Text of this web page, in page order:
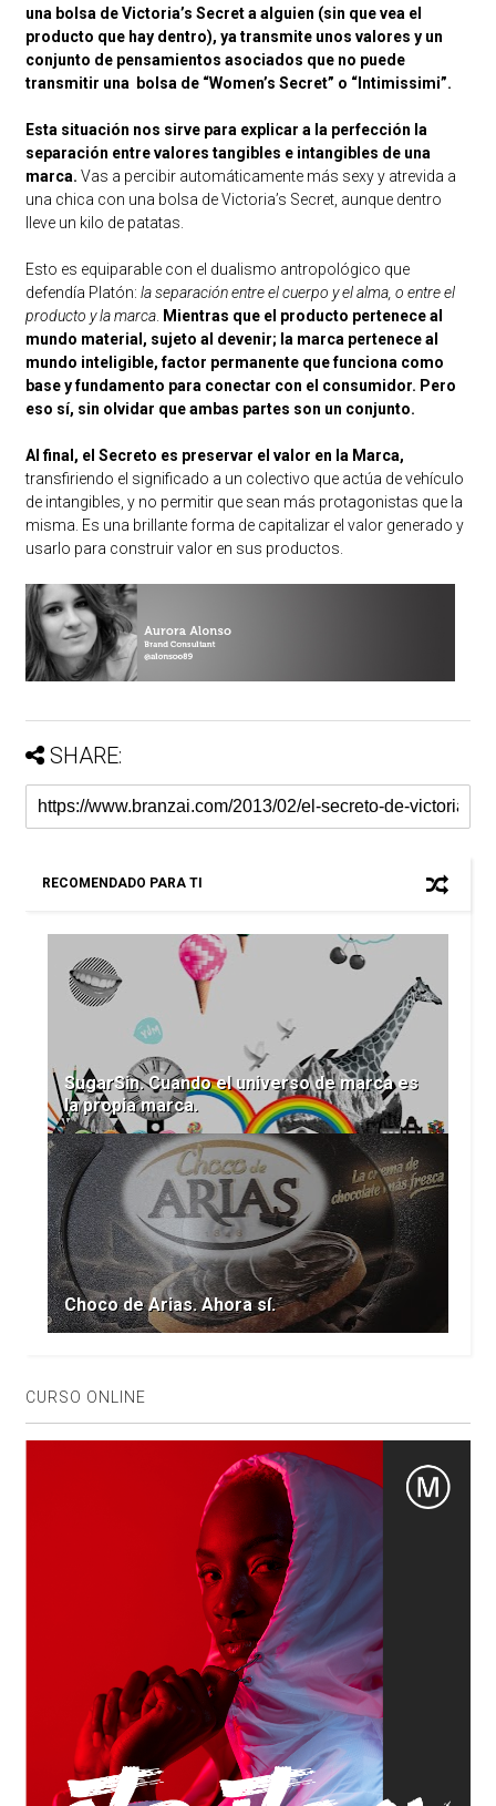
una bolsa de Victoria’s Secret a alguien (sin que vea el
producto que hay dentro), ya transmite unos valores y un
conjunto de pensamientos asociados que no puede
transmitir una bolsa de “Women’s Secret” o “Intimissimi”.
Esta situación nos sirve para explicar a la perfección la
separación entre valores tangibles e intangibles de una
marca. Vas a percibir automáticamente más sexy y atrevida a
una chica con una bolsa de Victoria’s Secret, aunque dentro
lleve un kilo de patatas.
Esto es equiparable con el dualismo antropológico que
defendía Platón: la separación entre el cuerpo y el alma, o entre el
producto y la marca. Mientras que el producto pertenece al
mundo material, sujeto al devenir; la marca pertenece al
mundo inteligible, factor permanente que funciona como
base y fundamento para conectar con el consumidor. Pero
eso sí, sin olvidar que ambas partes son un conjunto.
Al final, el Secreto es preservar el valor en la Marca,
transfiriendo el significado a un colectivo que actúa de vehículo
de intangibles, y no permitir que sean más protagonistas que la
misma. Es una brillante forma de capitalizar el valor generado y
usarlo para construir valor en sus productos.
SHARE:
RECOMENDADO PARA TI
SugarSin. Cuando el universo de marca es
la propia marca.
Choco de Arias. Ahora sí.
CURSO ONLINE